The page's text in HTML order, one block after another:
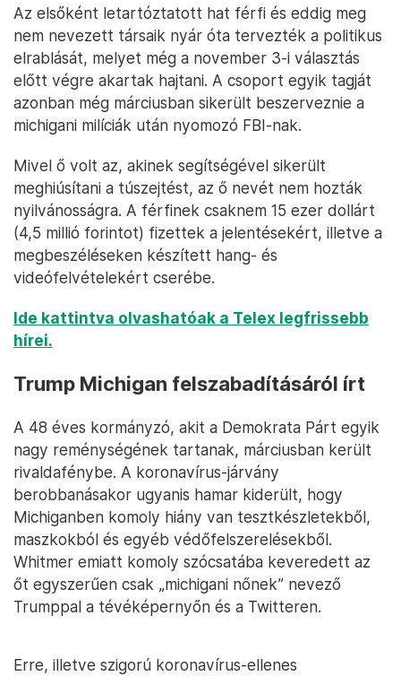
Az elsőként letartóztatott hat férfi és eddig meg
nem nevezett társaik nyár óta tervezték a politikus
elrablását, melyet még a november 3-i választás
előtt végre akartak hajtani. A csoport egyik tagját
azonban még márciusban sikerült beszerveznie a
michigani milíciák után nyomozó FBI-nak.
Mivel ő volt az, akinek segítségével sikerült
meghiúsítani a túszejtést, az ő nevét nem hozták
nyilvánosságra. A férfinek csaknem 15 ezer dollárt
(4,5 millió forintot) fizettek a jelentésekért, illetve a
megbeszéléseken készített hang- és
videófelvételekért cserébe.
Ide kattintva olvashatóak a Telex legfrissebb
hírei.
Trump Michigan felszabadításáról írt
A 48 éves kormányzó, akit a Demokrata Párt egyik
nagy reménységének tartanak, márciusban került
rivaldafénybe. A koronavírus-járvány
berobbanásakor ugyanis hamar kiderült, hogy
Michiganben komoly hiány van tesztkészletekből,
maszkokból és egyéb védőfelszerelésekből.
Whitmer emiatt komoly szócsatába keveredett az
őt egyszerűen csak „michigani nőnek” nevező
Trumppal a tévéképernyőn és a Twitteren.
Erre, illetve szigorú koronavírus-ellenes